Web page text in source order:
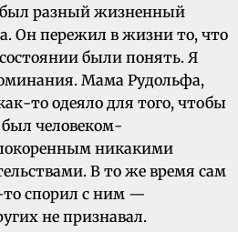
был разный жизненный
Он пережил в жизни то, что
были понять. Я
Мама Рудольфа,
то одеяло для того, чтобы
человеком-
никакими
В то же время сам
то спорил с ним —
не признавал.